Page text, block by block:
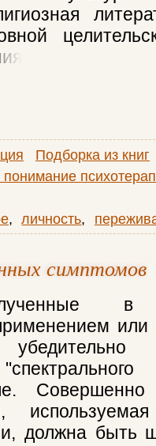
Подборка из книг
, личность,
симптомов
в
должна быть